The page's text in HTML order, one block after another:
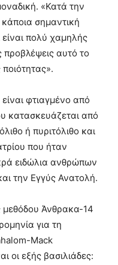
«Κατά την
σημαντική
είναι πολύ χαμηλής
προβλέψεις αυτό το
ποιότητας».
φτιαγμένο από
κατασκευάζεται από
ή πυριτόλιθο και
που ήταν
ειδώλια ανθρώπων
την Εγγύς Ανατολή.
μεθόδου Άνθρακα-14
για τη
Mack
οι εξής βασιλιάδες: